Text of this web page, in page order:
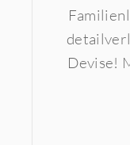
Devise!